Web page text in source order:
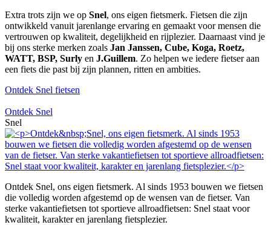
Extra trots zijn we op Snel, ons eigen fietsmerk. Fietsen die zijn
ontwikkeld vanuit jarenlange ervaring en gemaakt voor mensen die
vertrouwen op kwaliteit, degelijkheid en rijplezier. Daarnaast vind je
bij ons sterke merken zoals Jan Janssen, Cube, Koga, Roetz,
WATT, BSP, Surly en J.Guillem. Zo helpen we iedere fietser aan
een fiets die past bij zijn plannen, ritten en ambities.
Ontdek Snel fietsen
Ontdek Snel
Snel
Ontdek Snel, ons eigen fietsmerk. Al sinds 1953 bouwen we fietsen
die volledig worden afgestemd op de wensen van de fietser. Van
sterke vakantiefietsen tot sportieve allroadfietsen: Snel staat voor
kwaliteit, karakter en jarenlang fietsplezier.